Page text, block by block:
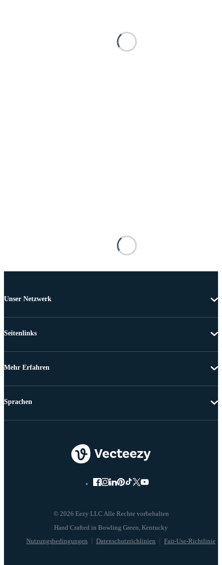
Unser Netzwerk
Seitenlinks
Mehr Erfahren
© 2026 Eezy LLC Alle Rechte vorbehalten
Nutzungsbedingungen Datenschutzrichlinien Fair-Use-Richtlinie
Sprachen